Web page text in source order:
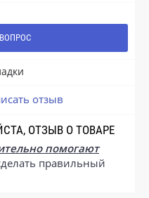
отзыв
ОТЗЫВ О ТОВАРЕ
помогают
правильный